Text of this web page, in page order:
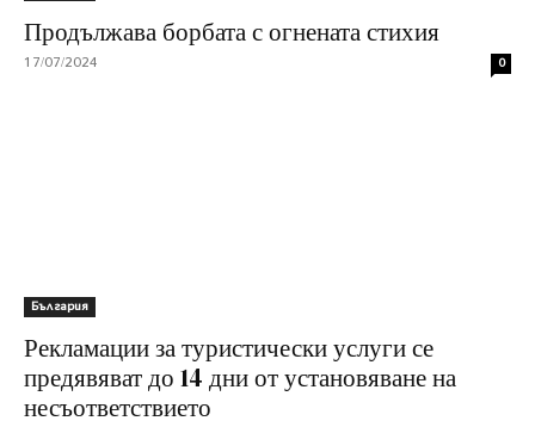
Продължава борбата с огнената стихия
17/07/2024 0
България
Рекламации за туристически услуги се
предявяват до 14 дни от установяване на
несъответствието